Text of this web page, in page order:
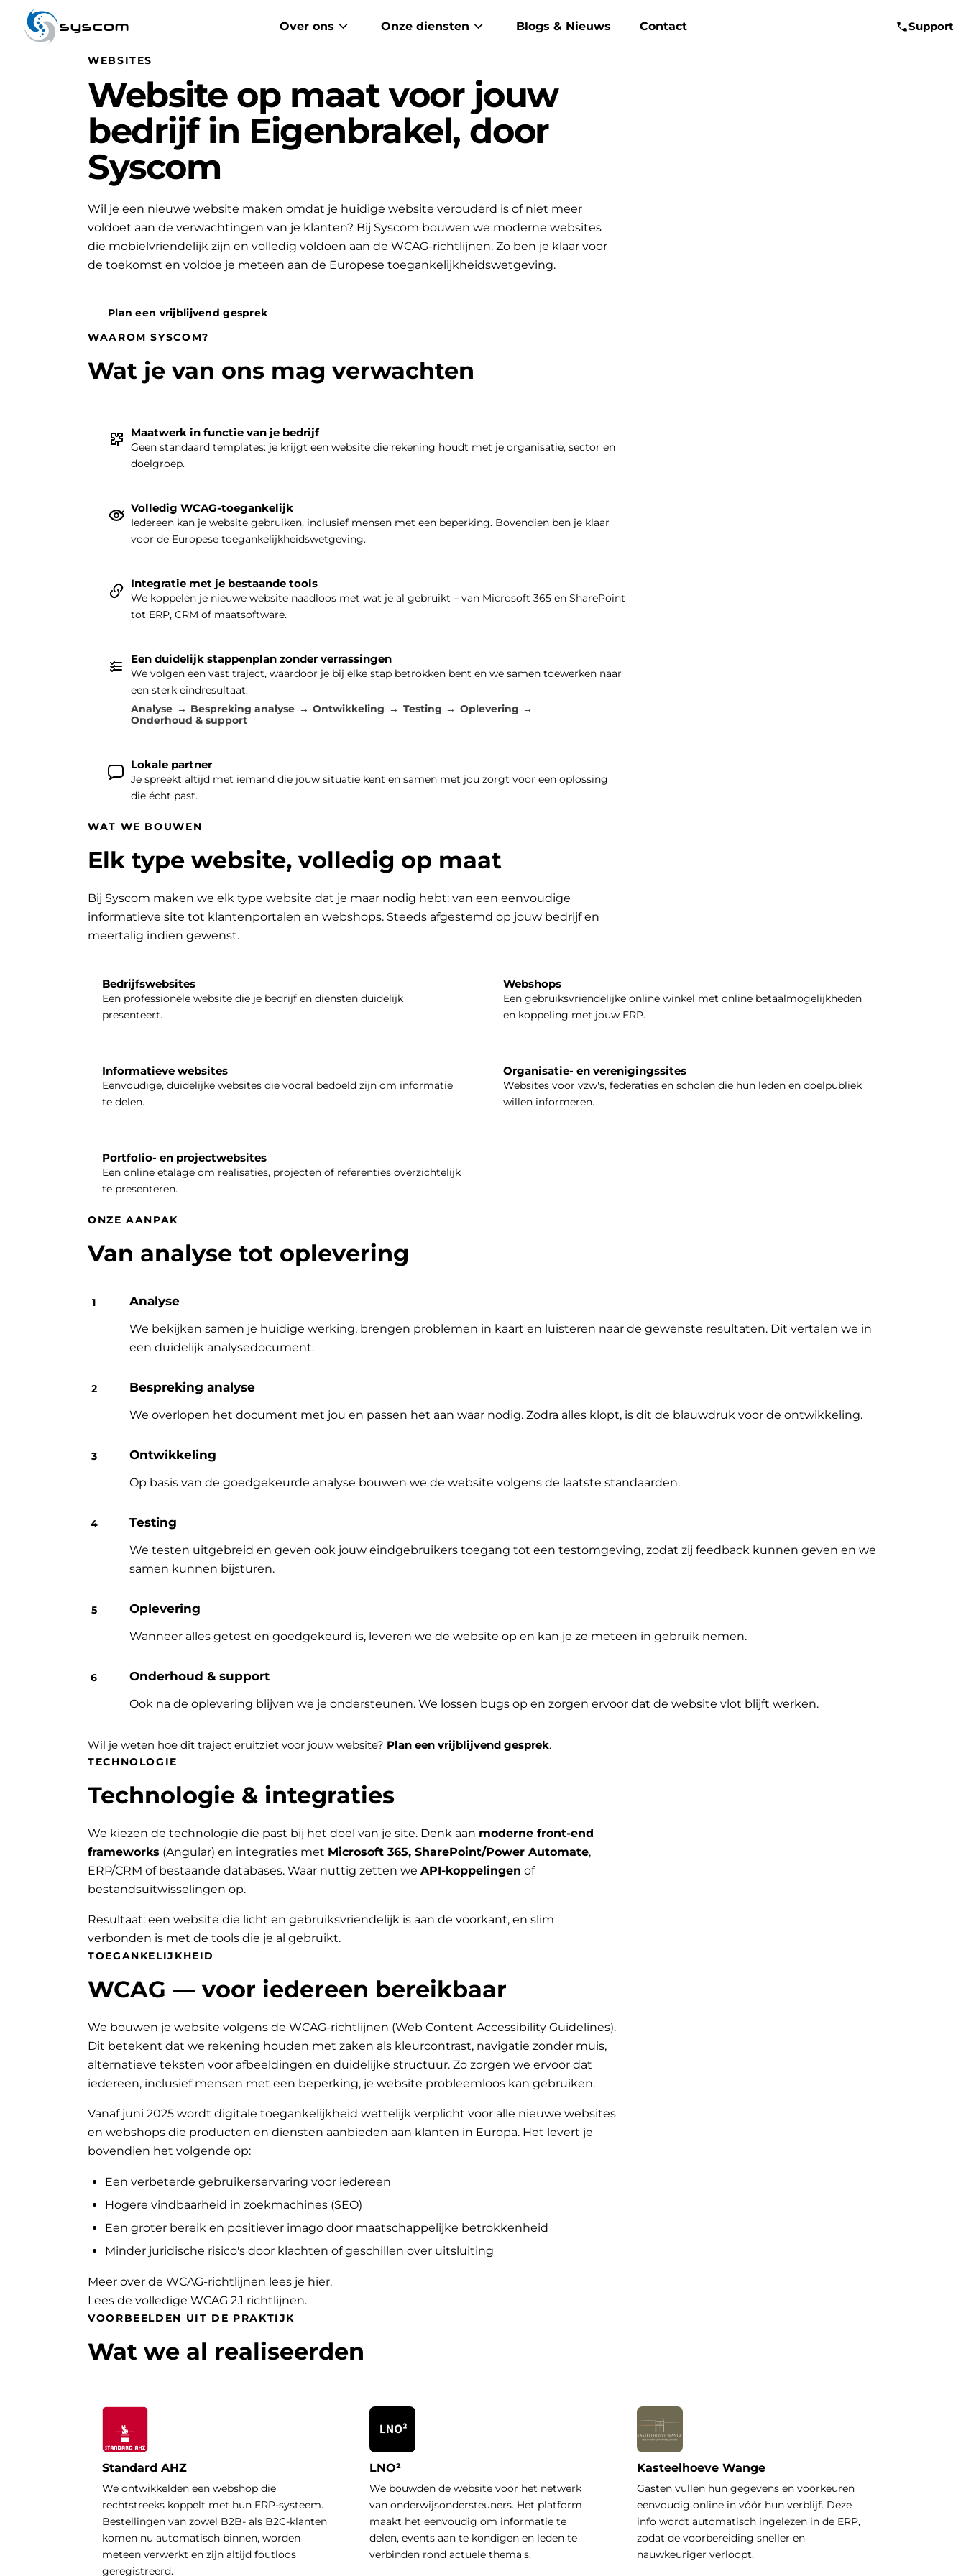
syscom Over ons Onze diensten Blogs & Nieuws Contact Support
WEBSITES
Website op maat voor jouw
bedrijf in Eigenbrakel, door
Syscom
Wil je een nieuwe website maken omdat je huidige website verouderd is of niet meer
voldoet aan de verwachtingen van je klanten? Bij Syscom bouwen we moderne websites
die mobielvriendelijk zijn en volledig voldoen aan de WCAG-richtlijnen. Zo ben je klaar voor
de toekomst en voldoe je meteen aan de Europese toegankelijkheidswetgeving.
Plan een vrijblijvend gesprek
WAAROM SYSCOM?
Wat je van ons mag verwachten
Maatwerk in functie van je bedrijf
Geen standaard templates: je krijgt een website die rekening houdt met je organisatie, sector en
doelgroep.
Volledig WCAG-toegankelijk
Iedereen kan je website gebruiken, inclusief mensen met een beperking. Bovendien ben je klaar
voor de Europese toegankelijkheidswetgeving.
Integratie met je bestaande tools
We koppelen je nieuwe website naadloos met wat je al gebruikt – van Microsoft 365 en SharePoint
tot ERP, CRM of maatsoftware.
Een duidelijk stappenplan zonder verrassingen
We volgen een vast traject, waardoor je bij elke stap betrokken bent en we samen toewerken naar
een sterk eindresultaat.
Analyse Bespreking analyse Ontwikkeling Testing
Oplevering
Onderhoud & support
Lokale partner
Je spreekt altijd met iemand die jouw situatie kent en samen met jou zorgt voor een oplossing
die écht past.
WAT WE BOUWEN
Elk type website, volledig op maat
Bij Syscom maken we elk type website dat je maar nodig hebt: van een eenvoudige
informatieve site tot klantenportalen en webshops. Steeds afgestemd op jouw bedrijf en
meertalig indien gewenst.
Bedrijfswebsites
Een professionele website die je bedrijf en diensten duidelijk
presenteert.
Webshops
Een gebruiksvriendelijke online winkel met online betaalmogelijkheden
en koppeling met jouw ERP.
Informatieve websites
Eenvoudige, duidelijke websites die vooral bedoeld zijn om informatie
te delen.
Organisatie- en verenigingssites
Websites voor vzw's, federaties en scholen die hun leden en doelpubliek
willen informeren.
Portfolio- en projectwebsites
Een online etalage om realisaties, projecten of referenties overzichtelijk
te presenteren.
ONZE AANPAK
Van analyse tot oplevering
Analyse
We bekijken samen je huidige werking, brengen problemen in kaart en luisteren naar de gewenste resultaten. Dit vertalen we in
een duidelijk analysedocument.
Bespreking analyse
We overlopen het document met jou en passen het aan waar nodig. Zodra alles klopt, is dit de blauwdruk voor de ontwikkeling.
Ontwikkeling
Op basis van de goedgekeurde analyse bouwen we de website volgens de laatste standaarden.
Testing
We testen uitgebreid en geven ook jouw eindgebruikers toegang tot een testomgeving, zodat zij feedback kunnen geven en we
samen kunnen bijsturen.
Oplevering
Wanneer alles getest en goedgekeurd is, leveren we de website op en kan je ze meteen in gebruik nemen.
Onderhoud & support
Ook na de oplevering blijven we je ondersteunen. We lossen bugs op en zorgen ervoor dat de website vlot blijft werken.
Wil je weten hoe dit traject eruitziet voor jouw website? Plan een vrijblijvend gesprek.
TECHNOLOGIE
Technologie & integraties
We kiezen de technologie die past bij het doel van je site. Denk aan moderne front-end
frameworks (Angular) en integraties met Microsoft 365, SharePoint/Power Automate,
ERP/CRM of bestaande databases. Waar nuttig zetten we API-koppelingen of
bestandsuitwisselingen op.
Resultaat: een website die licht en gebruiksvriendelijk is aan de voorkant, en slim
verbonden is met de tools die je al gebruikt.
TOEGANKELIJKHEID
WCAG — voor iedereen bereikbaar
We bouwen je website volgens de WCAG-richtlijnen (Web Content Accessibility Guidelines).
Dit betekent dat we rekening houden met zaken als kleurcontrast, navigatie zonder muis,
alternatieve teksten voor afbeeldingen en duidelijke structuur. Zo zorgen we ervoor dat
iedereen, inclusief mensen met een beperking, je website probleemloos kan gebruiken.
Vanaf juni 2025 wordt digitale toegankelijkheid wettelijk verplicht voor alle nieuwe websites
en webshops die producten en diensten aanbieden aan klanten in Europa. Het levert je
bovendien het volgende op:
Een verbeterde gebruikerservaring voor iedereen
Hogere vindbaarheid in zoekmachines (SEO)
Een groter bereik en positiever imago door maatschappelijke betrokkenheid
Minder juridische risico's door klachten of geschillen over uitsluiting
Meer over de WCAG-richtlijnen lees je hier.
Lees de volledige WCAG 2.1 richtlijnen.
VOORBEELDEN UIT DE PRAKTIJK
Wat we al realiseerden
Standard AHZ
We ontwikkelden een webshop die
rechtstreeks koppelt met hun ERP-systeem.
Bestellingen van zowel B2B- als B2C-klanten
komen nu automatisch binnen, worden
meteen verwerkt en zijn altijd foutloos
geregistreerd.
LNO²
We bouwden de website voor het netwerk
van onderwijsondersteuners. Het platform
maakt het eenvoudig om informatie te
delen, events aan te kondigen en leden te
verbinden rond actuele thema's.
Kasteelhoeve Wange
Gasten vullen hun gegevens en voorkeuren
eenvoudig online in vóór hun verblijf. Deze
info wordt automatisch ingelezen in de ERP,
zodat de voorbereiding sneller en
nauwkeuriger verloopt.